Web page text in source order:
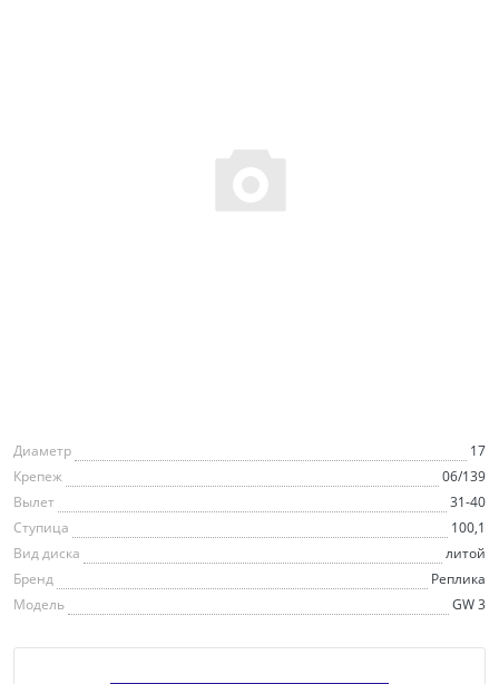
Диаметр
17
Крепеж
06/139
Вылет
31-40
Ступица
100,1
Вид диска
литой
Бренд
Реплика
Модель
GW 3